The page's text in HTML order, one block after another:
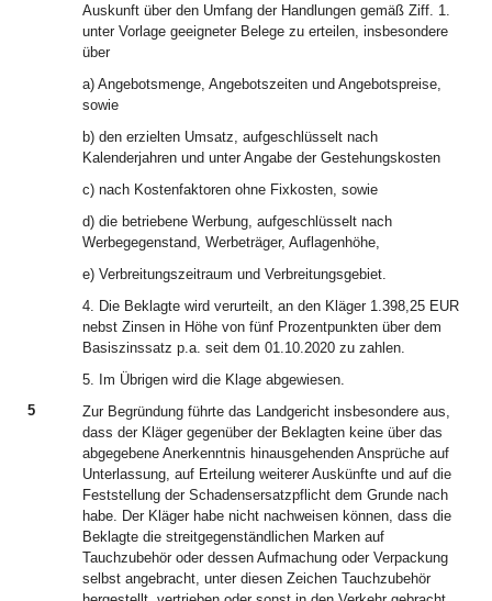
Auskunft über den Umfang der Handlungen gemäß Ziff. 1.
unter Vorlage geeigneter Belege zu erteilen, insbesondere
über
a) Angebotsmenge, Angebotszeiten und Angebotspreise,
sowie
b) den erzielten Umsatz, aufgeschlüsselt nach
Kalenderjahren und unter Angabe der Gestehungskosten
c) nach Kostenfaktoren ohne Fixkosten, sowie
d) die betriebene Werbung, aufgeschlüsselt nach
Werbegegenstand, Werbeträger, Auflagenhöhe,
e) Verbreitungszeitraum und Verbreitungsgebiet.
4. Die Beklagte wird verurteilt, an den Kläger 1.398,25 EUR
nebst Zinsen in Höhe von fünf Prozentpunkten über dem
Basiszinssatz p.a. seit dem 01.10.2020 zu zahlen.
5. Im Übrigen wird die Klage abgewiesen.
5
Zur Begründung führte das Landgericht insbesondere aus,
dass der Kläger gegenüber der Beklagten keine über das
abgegebene Anerkenntnis hinausgehenden Ansprüche auf
Unterlassung, auf Erteilung weiterer Auskünfte und auf die
Feststellung der Schadensersatzpflicht dem Grunde nach
habe. Der Kläger habe nicht nachweisen können, dass die
Beklagte die streitgegenständlichen Marken auf
Tauchzubehör oder dessen Aufmachung oder Verpackung
selbst angebracht, unter diesen Zeichen Tauchzubehör